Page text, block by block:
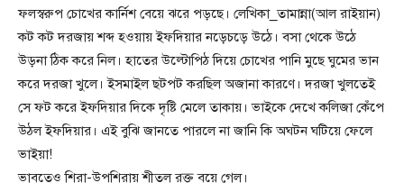
ফলস্বরুপ চোখের কার্নিশ বেয়ে ঝরে পড়ছে। লেখিকা_তামান্না(আল রাইয়ান)
কট কট দরজায় শব্দ হওয়ায় ইফদিয়ার নড়েচড়ে উঠে। বসা থেকে উঠে
উড়না ঠিক করে নিল। হাতের উল্টোপিঠ দিয়ে চোখের পানি মুছে ঘুমের ভান
করে দরজা খুলে। ইসমাইল ছটপট করছিল অজানা কারণে। দরজা খুলতেই
সে ফট করে ইফদিয়ার দিকে দৃষ্টি মেলে তাকায়। ভাইকে দেখে কলিজা কেঁপে
উঠল ইফদিয়ার। এই বুঝি জানতে পারলে না জানি কি অঘটন ঘটিয়ে ফেলে
ভাইয়া!
ভাবতেও শিরা-উপশিরায় শীতল রক্ত বয়ে গেল।